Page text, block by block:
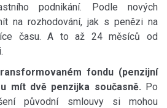
podnikání. Podle nových
na rozhodování, jak s penězi na
času. A to až 24 měsíců od
fondu (penzijní
mít dvě penzijka současně. Po
původní smlouvy si mohou